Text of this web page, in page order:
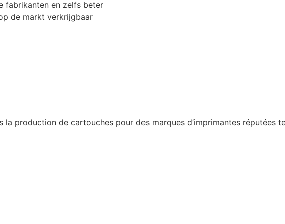
fabrikanten en zelfs beter
de markt verkrijgbaar
production de cartouches pour des marques d’imprimantes réputées